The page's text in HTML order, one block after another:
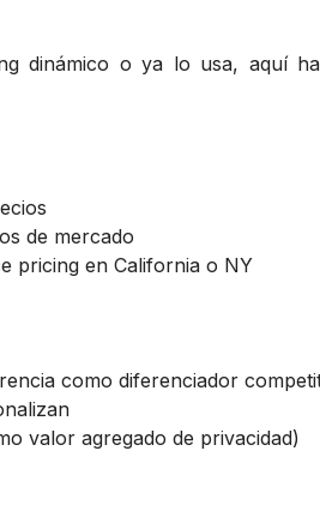
dinámico o ya lo usa, aquí
de mercado
pricing en California o NY
como diferenciador
valor agregado de privacidad)